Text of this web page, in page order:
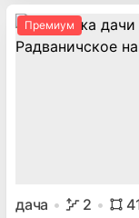
Премиум
дача 2